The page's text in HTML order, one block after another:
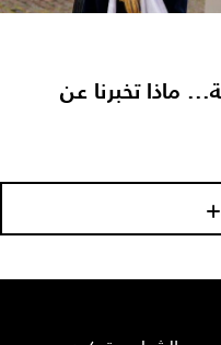
ماذا تخبرنا عن